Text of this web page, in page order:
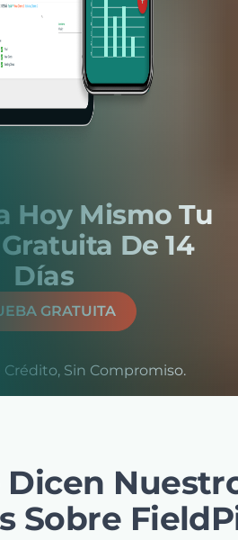
Hoy Mismo Tu
Gratuita De 14
Días
GRATUITA
Crédito, Sin Compromiso.
Dicen
Sobre